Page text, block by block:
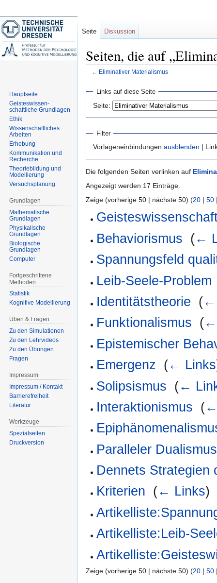
Seiten, die auf
← Eliminativer Materialismus
Navigation
springen
springen
Links auf diese Seite
Seite:
Filter
Vorlageneinbindungen ausblenden |
Die folgenden Seiten verlinken auf
Angezeigt werden 17 Einträge.
Zeige (vorherige 50 | nächste 50) (20 | 50
Behaviorismus (←
Spannungsfeld
Leib-Seele-Problem
Identitätstheorie (←
Funktionalismus (←
Epistemischer
Emergenz (← Links
Solipsismus (←
Interaktionismus (
Paralleler Dualismus
Dennets Strategien
Kriterien (← Links)
Artikelliste:Leib-
Zeige (vorherige 50 | nächste 50) (20 | 50
Seite Diskussion
Hauptseite
Geisteswissen-
schaftliche Grundlagen
Ethik
Wissenschaftliches
Arbeiten
Erhebung
Kommunikation und
Recherche
Theoriebildung und
Modellierung
Versuchsplanung
Grundlagen
Mathematische
Grundlagen
Physikalische
Grundlagen
Biologische
Grundlagen
Computer
Fortgeschrittene
Methoden
Statistik
Kognitive Modellierung
Üben & Fragen
Zu den Simulationen
Zu den Lehrvideos
Zu den Übungen
Fragen
Impressum
Impressum / Kontakt
Barrierefreiheit
Literatur
Werkzeuge
Spezialseiten
Druckversion